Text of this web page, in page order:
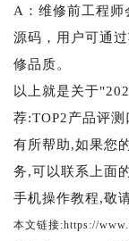
A：维修前工程师
源码，用户可通
修品质。
以上就是关于
荐:TOP2产品评
有所帮助,如果您
务,可以联系上面
手机操作教程,敬
本文链接:https://